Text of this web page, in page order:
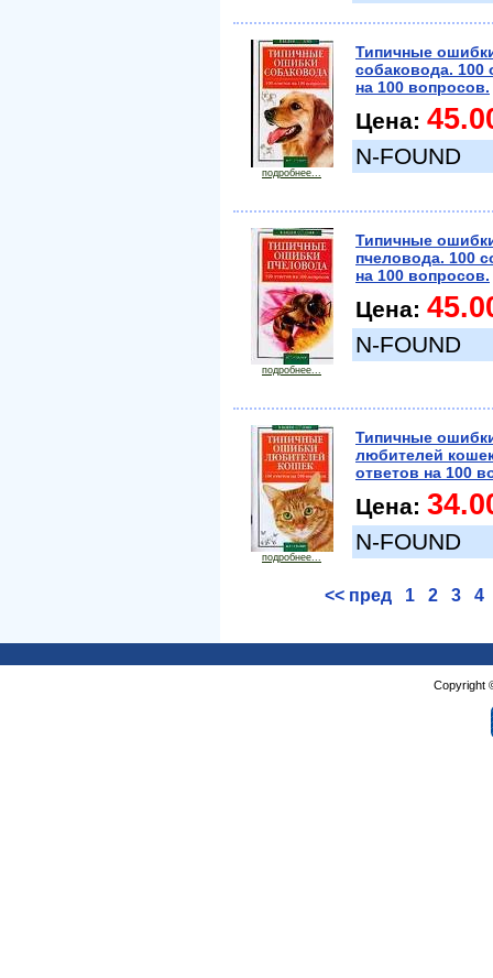
подробнее...
Типичные
собаковода. 100
на 100 вопросов.
Цена:
N-FOUND
подробнее...
Типичные
пчеловода. 100
на 100 вопросов.
Цена:
N-FOUND
подробнее...
Типичные
любителей
ответов на 100
Цена:
N-FOUND
<< пред 1 2 3 4
Copyright